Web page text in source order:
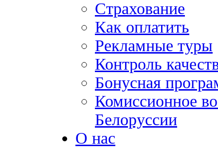
Страхование
Как оплатить
Рекламные туры
Контроль
Бонусная
Комиссионное
Белоруссии
О нас